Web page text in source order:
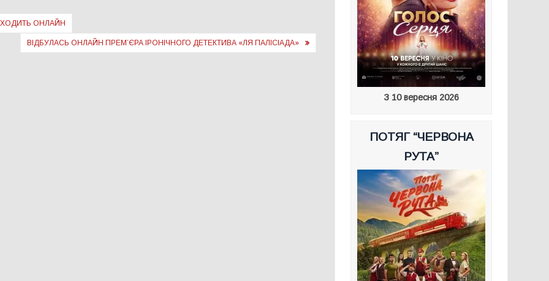
ОНЛАЙН
ВІДБУЛАСЬ ОНЛАЙН ПРЕМ’ЄРА ІРОНІЧНОГО ДЕТЕКТИВА «ЛЯ ПАЛІСІАДА»
З 10 вересня 2026
ПОТЯГ “ЧЕРВОНА
РУТА”